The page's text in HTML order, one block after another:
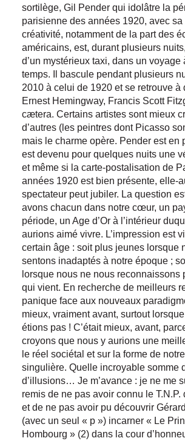
sortilège, Gil Pender qui idolâtre la
parisienne des années 1920, avec sa
créativité, notamment de la part des
américains, est, durant plusieurs
d’un mystérieux taxi, dans un voyage
temps. Il bascule pendant plusieurs
2010 à celui de 1920 et se retrouve à
Ernest Hemingway, Francis Scott
cætera. Certains artistes sont mieux
d’autres (les peintres dont Picasso
mais le charme opère. Pender est en
est devenu pour quelques nuits une
et même si la carte-postalisation de
années 1920 est bien présente, elle-
spectateur peut jubiler. La question
avons chacun dans notre cœur, un
période, un Age d’Or à l’intérieur
aurions aimé vivre. L’impression est
certain âge : soit plus jeunes lorsque
sentons inadaptés à notre époque ;
lorsque nous ne nous reconnaissons
qui vient. En recherche de meilleurs
panique face aux nouveaux
mieux, vraiment avant, surtout lorsque
étions pas ! C’était mieux, avant,
croyons que nous y aurions une
le réel sociétal et sur la forme de
singulière. Quelle incroyable somme
d’illusions… Je m’avance : je ne me
remis de ne pas avoir connu le T.N.P.
et de ne pas avoir pu découvrir
(avec un seul « p ») incarner « Le
Hombourg » (2) dans la cour